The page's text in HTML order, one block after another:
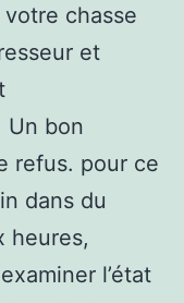
chasse
et
Un bon
refus. pour ce
dans du
heures,
l’état